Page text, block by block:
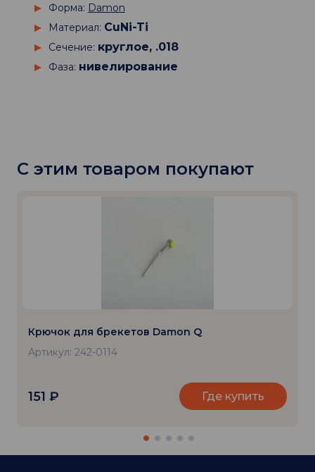
Форма: Damon
Материал: CuNi-Ti
Сечение: круглое, .018
Фаза: нивелирование
С этим товаром покупают
Крючок для брекетов Damon Q
Артикул: 242-0114
151 ₽ Где купить